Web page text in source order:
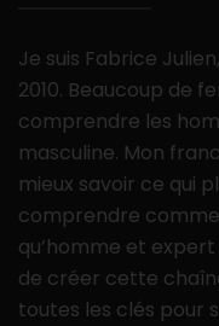
Je suis Fabrice
2010. Beaucoup de
comprendre les
masculine. Mon
mieux savoir ce qui
comprendre
qu’homme et
de créer cette
toutes les clés pour